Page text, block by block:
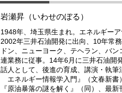
岩瀬昇（いわせのぼる）
1948年、埼玉県生まれ。エネルギー
2002年三井石油開発に出向、10年常
ドン、ニューヨーク、テヘラン、バ
連業務に従事。14年6月に三井石油開
話人として、後進の育成、講演・執
エネルギー情報学入門』（文春新書
『原油暴落の謎を解く』（同）、最